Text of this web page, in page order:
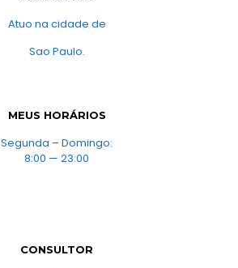
Atuo na cidade de
Sao Paulo.
MEUS HORÁRIOS
Segunda – Domingo:
8:00 — 23:00
CONSULTOR